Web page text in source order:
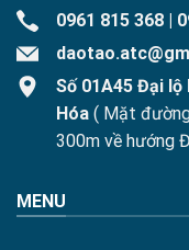
0961 815 368 |
Số 01A45 Đại
Hóa ( Mặt
300m về hướng
MENU